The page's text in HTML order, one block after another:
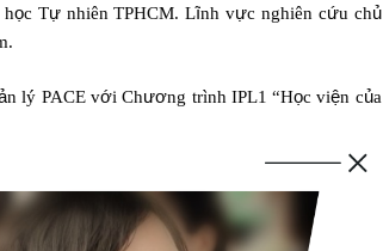
học Tựnhiên TPHCM. Lĩnh vực nghiên cứu chủ
n lý PACE với Chương trình IPL1 “Học viện của